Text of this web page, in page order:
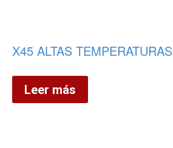
X45 ALTAS TEMPERATURAS
Leer más